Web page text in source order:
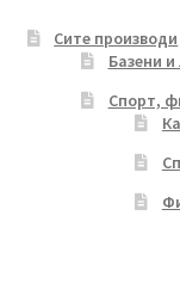
Сите производи
Базени
Спорт,